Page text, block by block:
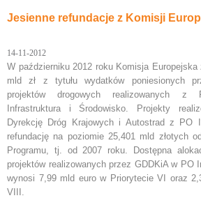
Jesienne refundacje z Komisji
14-11-2012
W październiku 2012 roku Komisja Europejska
mld zł z tytułu wydatków poniesionych
projektów drogowych realizowanych z
Infrastruktura i Środowisko. Projekty
Dyrekcję Dróg Krajowych i Autostrad z PO
refundację na poziomie 25,401 mld złotych
Programu, tj. od 2007 roku. Dostępna
projektów realizowanych przez GDDKiA w PO
wynosi 7,99 mld euro w Priorytecie VI oraz
VIII.